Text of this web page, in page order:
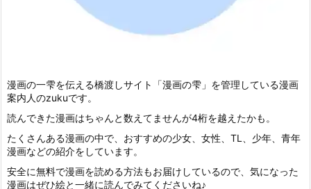
漫画の一雫を伝える橋渡しサイト「漫画の雫」を管理している漫画
案内人のzukuです。
読んできた漫画はちゃんと数えてませんが4桁を越えたかも。
たくさんある漫画の中で、おすすめの少女、女性、TL、少年、青年
漫画などの紹介をしています。
安全に無料で漫画を読める方法もお届けしているので、気になった
漫画はぜひ絵と一緒に読んでみてくださいね♪